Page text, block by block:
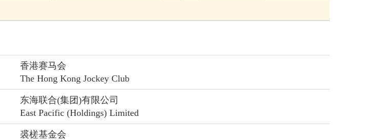
香港赛马会
The Hong Kong Jockey Club
东海联合(集团)有限公司
East Pacific (Holdings) Limited
裘槎基金会